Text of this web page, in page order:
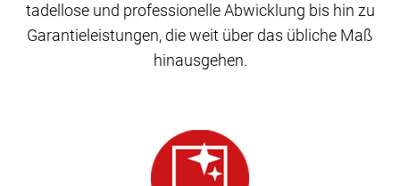
tadellose und professionelle Abwicklung bis hin zu
Garantieleistungen, die weit über das übliche Maß
hinausgehen.